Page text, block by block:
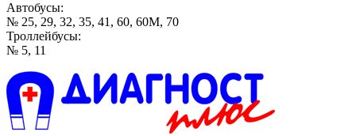
Автобусы:
№ 25, 29, 32, 35, 41, 60, 60М, 70
Троллейбусы:
№ 5, 11